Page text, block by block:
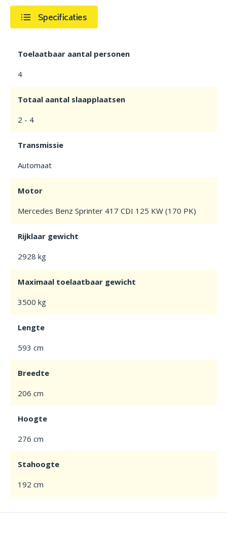
Specificaties
Toelaatbaar aantal personen
4
Totaal aantal slaapplaatsen
2 - 4
Transmissie
Automaat
Motor
Mercedes Benz Sprinter 417 CDI 125 KW (170 PK)
Rijklaar gewicht
2928 kg
Maximaal toelaatbaar gewicht
3500 kg
Lengte
593 cm
Breedte
206 cm
Hoogte
276 cm
Stahoogte
192 cm